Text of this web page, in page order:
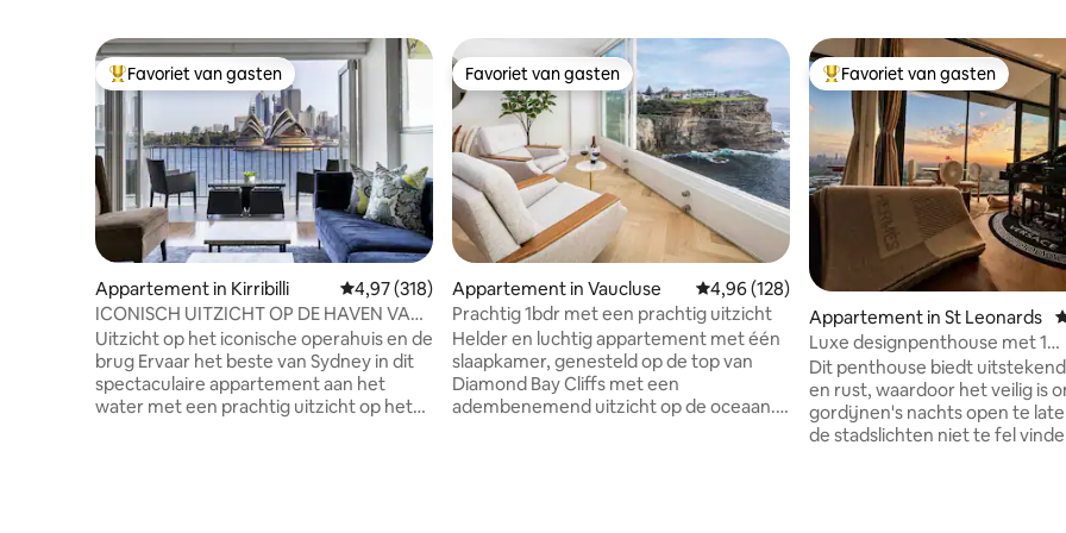
Topfavoriet van gasten
Favoriet van gasten
Appartement in Kirribilli Gemiddelde beoordeling van 4,97 op 5, 318 recensies
4,97 (318)
ICONISCH UITZICHT OP DE HAVEN VAN
SYDNEY EN HET OPERAGEBOUW
Uitzicht op het iconische operahuis en de
brug Ervaar het beste van Sydney in dit
spectaculaire appartement aan het
water met een prachtig uitzicht op het
Favoriet van gasten
Favoriet van gasten
Appartement in Vaucluse Gemiddelde beoordeling van 4,96 op 5, 128
4,96 (128)
Prachtig 1bdr met een prachtig uitzicht
Helder en luchtig appartement met één
slaapkamer, genesteld op de top van
Diamond Bay Cliffs met een
adembenemend uitzicht op de oceaan.
Topfavoriet van gasten
Favoriet van gasten
Appartement in St Leonards
Luxe designpenthouse met 1
slaapkamer•Uitzicht op de
skyline•Parkeergelegenheid
Dit penthouse biedt uitstekende privacy
en rust, waardoor het veilig is
gordijnen's nachts open te
de stadslichten niet te fel